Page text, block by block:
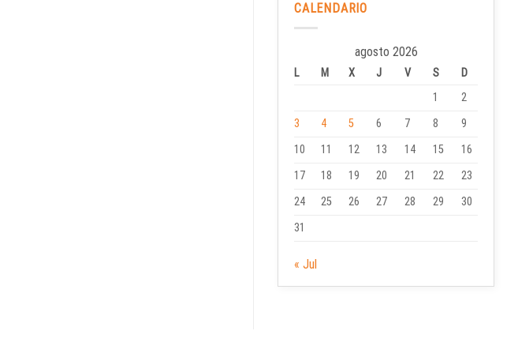
CALENDARIO
agosto 2026
L M X J V S
D
1
2
3
4 5 6 7 8
9
10
11 12 13 14 15
16
17
18 19 20 21 22
23
24
25 26 27 28 29
30
31
« Jul